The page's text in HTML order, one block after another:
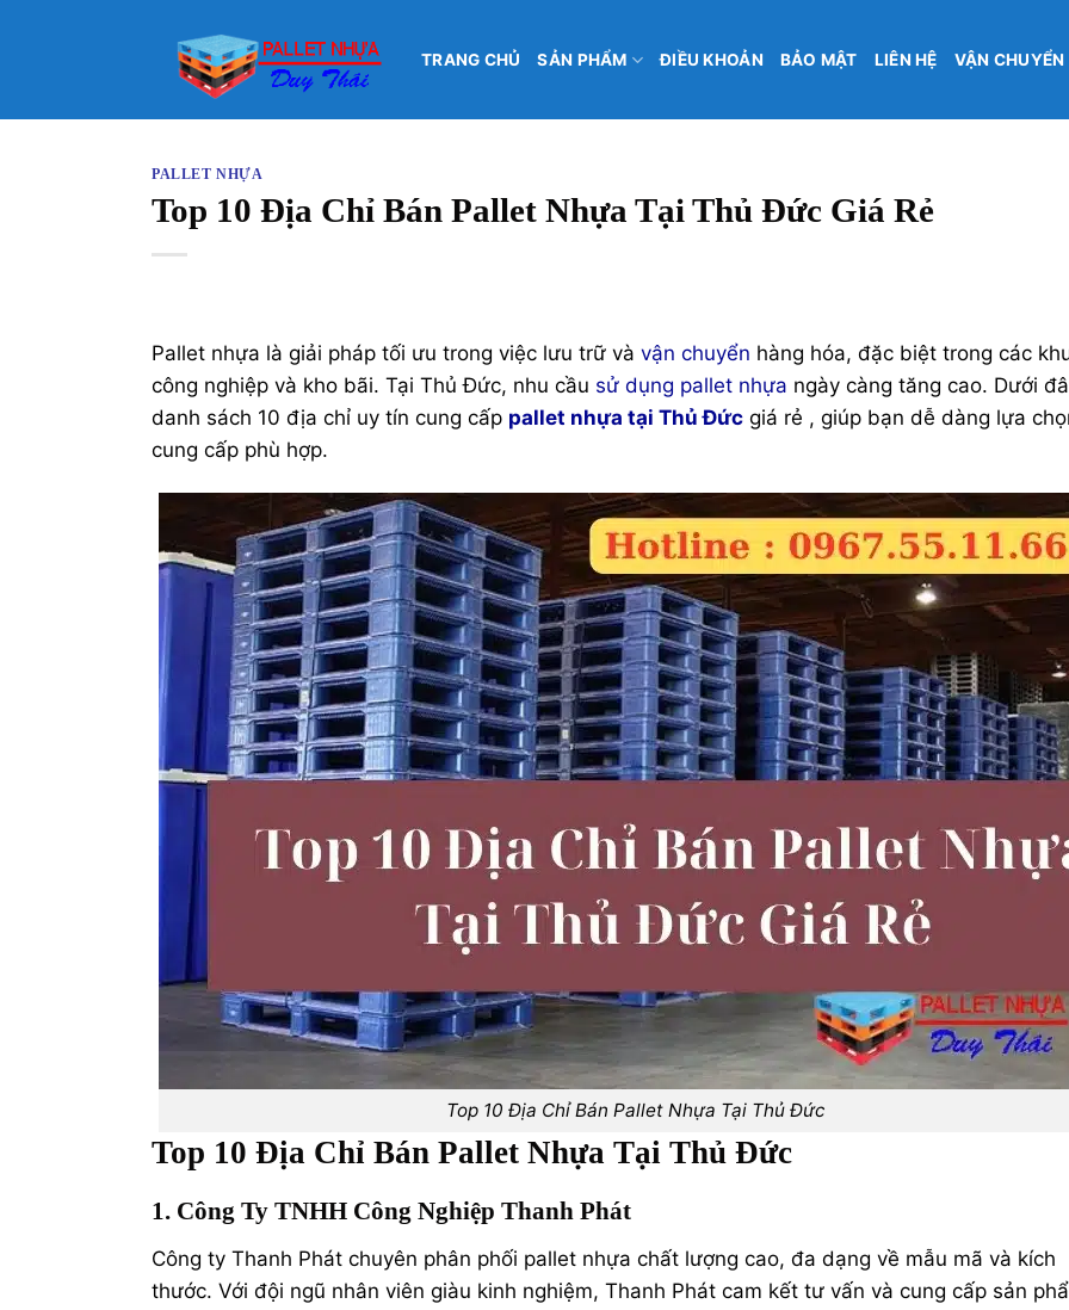
TRANG CHỦ SẢN PHẨM ĐIỀU KHOẢN BẢO MẬT LIÊN HỆ VẬN CHUYỂN
PALLET NHỰA
Top 10 Địa Chỉ Bán Pallet Nhựa Tại Thủ Đức Giá Rẻ
Pallet nhựa là giải pháp tối ưu trong việc lưu trữ và vận chuyển hàng hóa, đặc biệt trong các
công nghiệp và kho bãi. Tại Thủ Đức, nhu cầu sử dụng pallet nhựa ngày càng tăng cao. Dưới
danh sách 10 địa chỉ uy tín cung cấp pallet nhựa tại Thủ Đức giá rẻ , giúp bạn dễ dàng lựa
cung cấp phù hợp.
Top 10 Địa Chỉ Bán Pallet Nhựa Tại Thủ Đức
Top 10 Địa Chỉ Bán Pallet Nhựa Tại Thủ Đức
1. Công Ty TNHH Công Nghiệp Thanh Phát
Công ty Thanh Phát chuyên phân phối pallet nhựa chất lượng cao, đa dạng về mẫu mã và kích
thước. Với đội ngũ nhân viên giàu kinh nghiệm, Thanh Phát cam kết tư vấn và cung cấp sản